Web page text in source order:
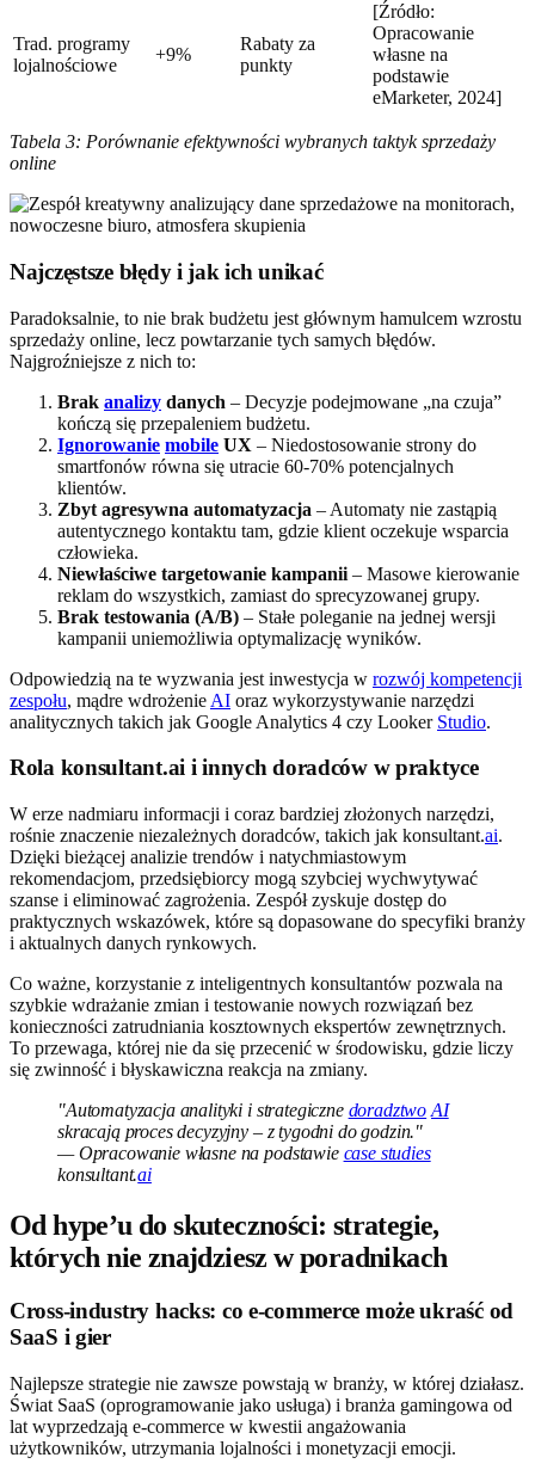
Trad. programy
lojalnościowe
+9%
Rabaty za
punkty
[Źródło:
Opracowanie
własne na
podstawie
eMarketer, 2024]
Tabela 3: Porównanie efektywności wybranych taktyk sprzedaży
online
Najczęstsze błędy i jak ich unikać
Paradoksalnie, to nie brak budżetu jest głównym hamulcem wzrostu
sprzedaży online, lecz powtarzanie tych samych błędów.
Najgroźniejsze z nich to:
Brak analizy danych – Decyzje podejmowane „na czuja”
kończą się przepaleniem budżetu.
Ignorowanie mobile UX – Niedostosowanie strony do
smartfonów równa się utracie 60-70% potencjalnych
klientów.
Zbyt agresywna automatyzacja – Automaty nie zastąpią
autentycznego kontaktu tam, gdzie klient oczekuje wsparcia
człowieka.
Niewłaściwe targetowanie kampanii – Masowe kierowanie
reklam do wszystkich, zamiast do sprecyzowanej grupy.
Brak testowania (A/B) – Stałe poleganie na jednej wersji
kampanii uniemożliwia optymalizację wyników.
Odpowiedzią na te wyzwania jest inwestycja w rozwój kompetencji
zespołu, mądre wdrożenie AI oraz wykorzystywanie narzędzi
analitycznych takich jak Google Analytics 4 czy Looker Studio.
Rola konsultant.ai i innych doradców w praktyce
W erze nadmiaru informacji i coraz bardziej złożonych narzędzi,
rośnie znaczenie niezależnych doradców, takich jak konsultant.ai.
Dzięki bieżącej analizie trendów i natychmiastowym
rekomendacjom, przedsiębiorcy mogą szybciej wychwytywać
szanse i eliminować zagrożenia. Zespół zyskuje dostęp do
praktycznych wskazówek, które są dopasowane do specyfiki branży
i aktualnych danych rynkowych.
Co ważne, korzystanie z inteligentnych konsultantów pozwala na
szybkie wdrażanie zmian i testowanie nowych rozwiązań bez
konieczności zatrudniania kosztownych ekspertów zewnętrznych.
To przewaga, której nie da się przecenić w środowisku, gdzie liczy
się zwinność i błyskawiczna reakcja na zmiany.
"Automatyzacja analityki i strategiczne doradztwo AI
skracają proces decyzyjny – z tygodni do godzin."
— Opracowanie własne na podstawie case studies
konsultant.ai
Od hype’u do skuteczności: strategie,
których nie znajdziesz w poradnikach
Cross-industry hacks: co e-commerce może ukraść od
SaaS i gier
Najlepsze strategie nie zawsze powstają w branży, w której działasz.
Świat SaaS (oprogramowanie jako usługa) i branża gamingowa od
lat wyprzedzają e-commerce w kwestii angażowania
użytkowników, utrzymania lojalności i monetyzacji emocji.